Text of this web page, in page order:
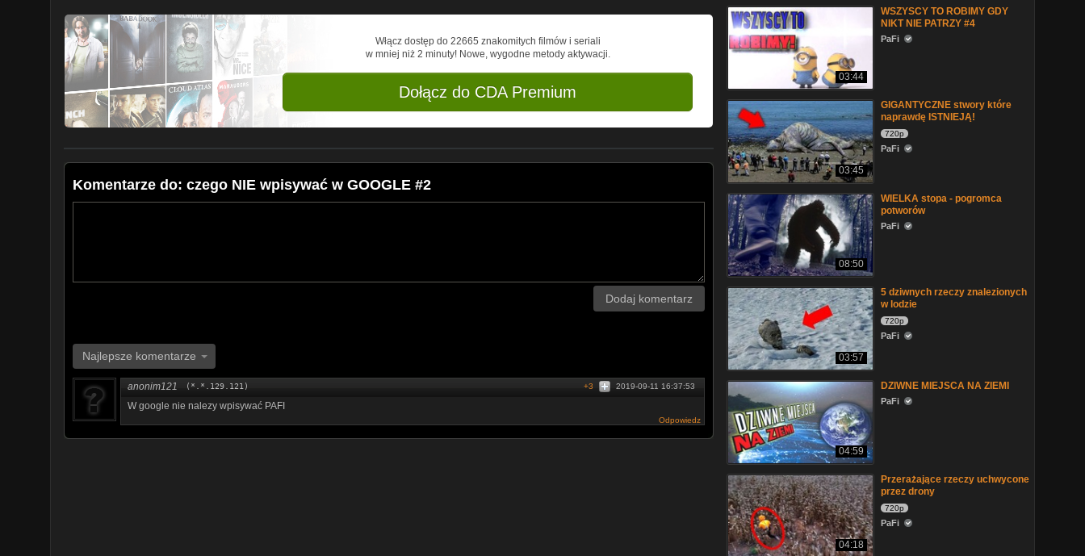
Włącz dostęp do 22665 znakomitych filmów i seriali
w mniej niż 2 minuty! Nowe, wygodne metody aktywacji.
Dołącz do CDA Premium
Komentarze do: czego NIE wpisywać w GOOGLE #2
Dodaj komentarz
Najlepsze komentarze
anonim121 (*.*.129.121) 2019-09-11 16:37:53
+3
W google nie nalezy wpisywać PAFI
Odpowiedz
03:44
WSZYSCY TO ROBIMY GDY
NIKT NIE PATRZY #4
PaFi
03:45
GIGANTYCZNE stwory które
naprawdę ISTNIEJĄ!
720p
PaFi
08:50
WIELKA stopa - pogromca
potworów
PaFi
03:57
5 dziwnych rzeczy znalezionych
w lodzie
720p
PaFi
04:59
DZIWNE MIEJSCA NA ZIEMI
PaFi
04:18
Przerażające rzeczy uchwycone
przez drony
720p
PaFi